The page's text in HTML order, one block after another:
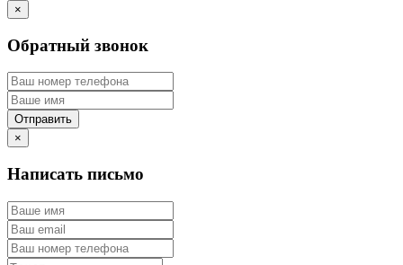
×
Обратный звонок
×
Написать письмо